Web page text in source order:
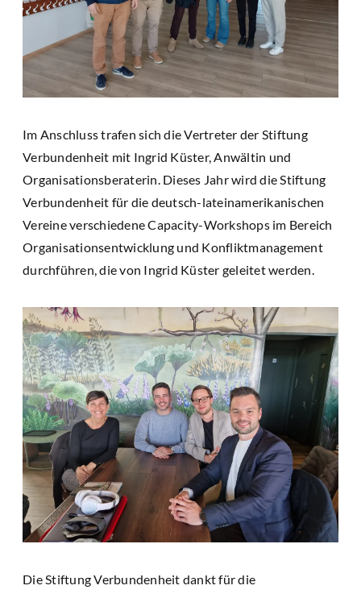
Im Anschluss trafen sich die Vertreter der Stiftung
Verbundenheit mit Ingrid Küster, Anwältin und
Organisationsberaterin. Dieses Jahr wird die Stiftung
Verbundenheit für die deutsch-lateinamerikanischen
Vereine verschiedene Capacity-Workshops im Bereich
Organisationsentwicklung und Konfliktmanagement
durchführen, die von Ingrid Küster geleitet werden.
Die Stiftung Verbundenheit dankt für die